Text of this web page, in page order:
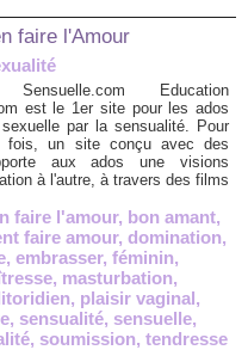
faire l'Amour
Sensuelle.com Education
est le 1er site pour les ados
par la sensualité. Pour
fois, un site conçu avec des
aux ados une visions
à l'autre, à travers des films
faire l'amour, bon amant,
faire amour, domination,
, embrasser, féminin,
, masturbation,
, plaisir vaginal,
, sensualité, sensuelle,
, soumission, tendresse